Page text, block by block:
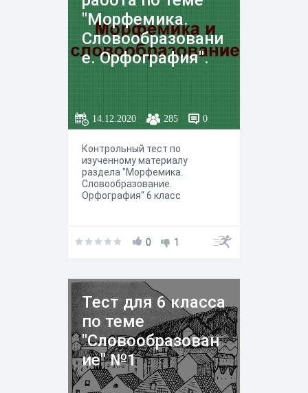
"Морфемика.
Словообразовани
е. Орфография".
14.12.2020 285 0
Контрольный тест по
изученному материалу
раздела "Морфемика.
Словообразование.
Орфография" 6 класс
0 1
Тест для 6 класса
по теме
"Словообразован
ие" №1